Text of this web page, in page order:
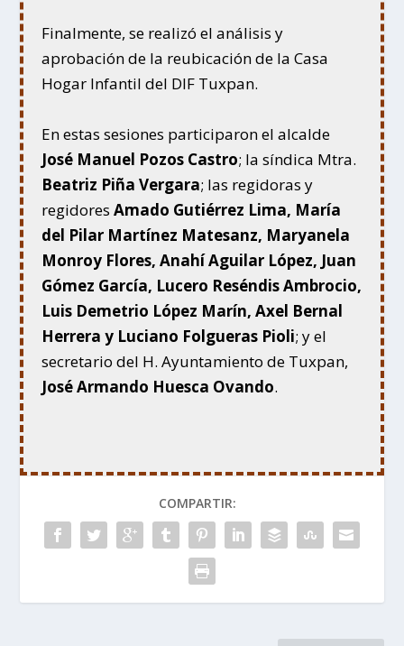
Finalmente, se realizó el análisis y
aprobación de la reubicación de la Casa
Hogar Infantil del DIF Tuxpan.
En estas sesiones participaron el alcalde
José Manuel Pozos Castro; la síndica Mtra.
Beatriz Piña Vergara; las regidoras y
regidoresAmado Gutiérrez Lima, María
del Pilar Martínez Matesanz, Maryanela
Monroy Flores, Anahí Aguilar López, Juan
Gómez García, Lucero Reséndis Ambrocio,
Luis Demetrio López Marín, Axel Bernal
Herrera y Luciano Folgueras Pioli; y el
secretario del H. Ayuntamiento de Tuxpan,
José Armando Huesca Ovando.
COMPARTIR: